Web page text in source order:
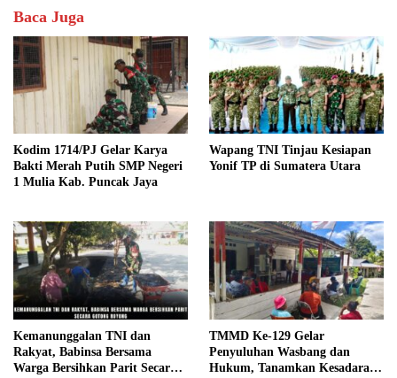
Baca Juga
Kodim 1714/PJ Gelar Karya
Bakti Merah Putih SMP Negeri
1 Mulia Kab. Puncak Jaya
Wapang TNI Tinjau Kesiapan
Yonif TP di Sumatera Utara
Kemanunggalan TNI dan
Rakyat, Babinsa Bersama
Warga Bersihkan Parit Secara
TMMD Ke-129 Gelar
Penyuluhan Wasbang dan
Hukum, Tanamkan Kesadaran